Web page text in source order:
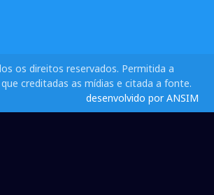
os direitos reservados. Permitida a
creditadas as mídias e citada a fonte.
desenvolvido por ANSIM